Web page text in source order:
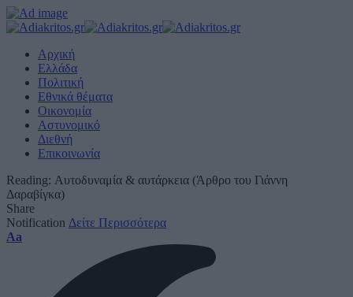
Αρχική
Ελλάδα
Πολιτική
Εθνικά θέματα
Οικονομία
Αστυνομικό
Διεθνή
Επικοινωνία
Reading: Αυτοδυναμία & αυτάρκεια (Άρθρο του Γιάννη
Δαραβίγκα)
Share
Notification Δείτε Περισσότερα
Font
Aa